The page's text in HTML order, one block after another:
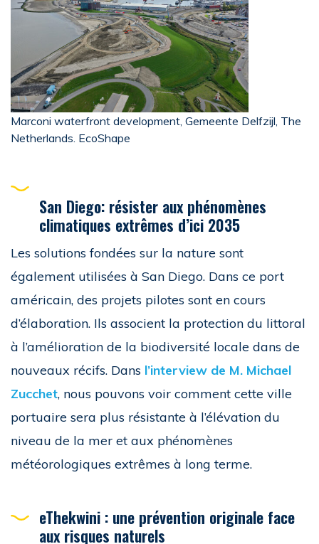
Marconi waterfront development, Gemeente Delfzijl, The
Netherlands. EcoShape
San Diego: résister aux phénomènes
climatiques extrêmes d’ici 2035
Les solutions fondées sur la nature sont
également utilisées à San Diego. Dans ce port
américain, des projets pilotes sont en cours
d’élaboration. Ils associent la protection du littoral
à l’amélioration de la biodiversité locale dans de
nouveaux récifs. Dans l’interview de M. Michael
Zucchet, nous pouvons voir comment cette ville
portuaire sera plus résistante à l’élévation du
niveau de la mer et aux phénomènes
météorologiques extrêmes à long terme.
eThekwini : une prévention originale face
aux risques naturels